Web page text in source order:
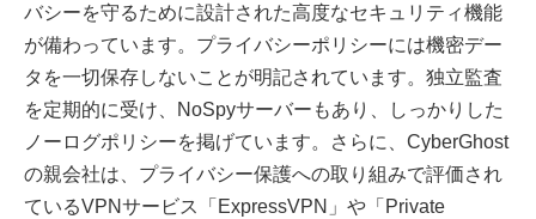
バシーを守るために設計された高度なセキュリティ機能
が備わっています。プライバシーポリシーには機密デー
タを一切保存しないことが明記されています。独立監査
を定期的に受け、NoSpyサーバーもあり、しっかりした
ノーログポリシーを掲げています。さらに、CyberGhost
の親会社は、プライバシー保護への取り組みで評価され
ているVPNサービス「ExpressVPN」や「Private